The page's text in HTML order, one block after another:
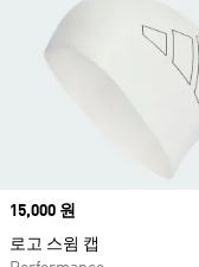
Price
15,000 원
로고 스윔 캡